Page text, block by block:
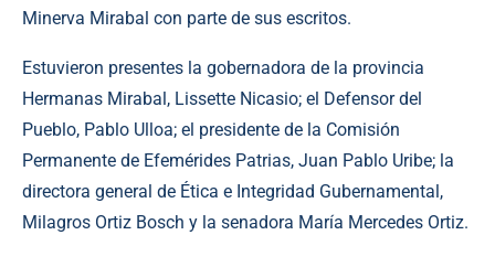
Minerva Mirabal con parte de sus escritos.
Estuvieron presentes la gobernadora de la provincia
Hermanas Mirabal, Lissette Nicasio; el Defensor del
Pueblo, Pablo Ulloa; el presidente de la Comisión
Permanente de Efemérides Patrias, Juan Pablo Uribe; la
directora general de Ética e Integridad Gubernamental,
Milagros Ortiz Bosch y la senadora María Mercedes Ortiz.